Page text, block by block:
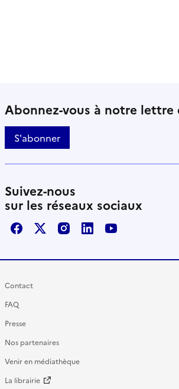
Abonnez-vous à notre lettre
S'abonner
Suivez-nous
sur les réseaux sociaux
FacebookX / TwitterInstagram
LinkedInYoutube
Contact
FAQ
Presse
Nos partenaires
Venir en médiathèque
La librairie